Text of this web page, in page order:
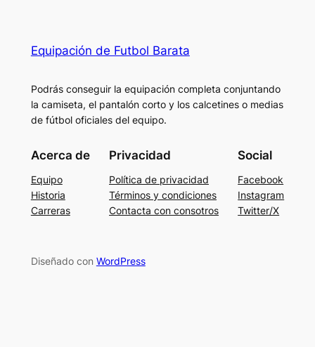
Equipación de Futbol Barata
Podrás conseguir la equipación completa conjuntando
la camiseta, el pantalón corto y los calcetines o medias
de fútbol oficiales del equipo.
Acerca de
Equipo
Historia
Carreras
Privacidad
Política de privacidad
Términos y condiciones
Contacta con consotros
Social
Facebook
Instagram
Twitter/X
Diseñado con WordPress